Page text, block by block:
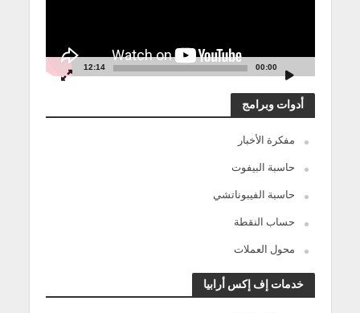
00:00
12:14
أدوات وبرامج
مفكرة الأخبار
حاسبة البيفوت
حاسبة الفيبوناتشي
حساب النقطة
محول العملات
خدمات إف إكس أرابيا